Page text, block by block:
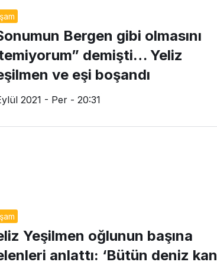
Bergen gibi olmasını
demişti… Yeliz
ve eşi boşandı
2021 - Per - 20:31
Yeşilmen oğlunun başına
anlattı: ‘Bütün deniz kan